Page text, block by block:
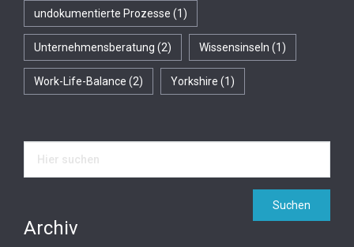
undokumentierte Prozesse (1)
Unternehmensberatung (2) Wissensinseln (1)
Work-Life-Balance (2) Yorkshire (1)
Archiv